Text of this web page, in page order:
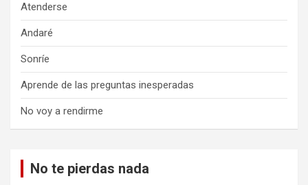
Atenderse
Andaré
Sonríe
Aprende de las preguntas inesperadas
No voy a rendirme
No te pierdas nada